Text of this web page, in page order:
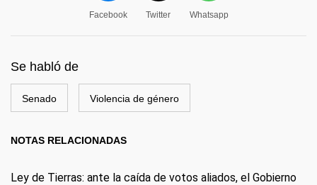
Facebook Twitter Whatsapp
Se habló de
Senado Violencia de género
NOTAS RELACIONADAS
Ley de Tierras: ante la caída de votos aliados, el Gobierno